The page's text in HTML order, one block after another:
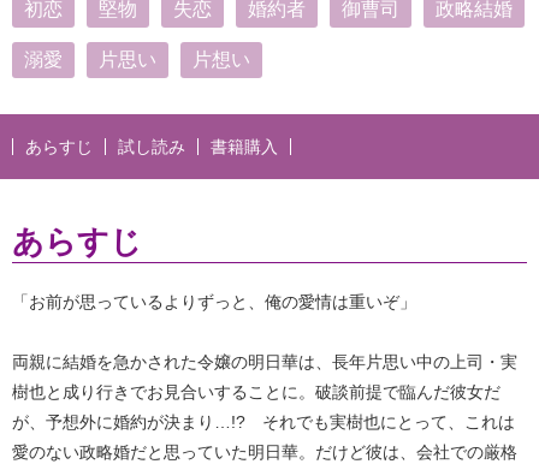
初恋 堅物 失恋 婚約者 御曹司 政略結婚
溺愛 片思い 片想い
あらすじ 試し読み 書籍購入
あらすじ
「お前が思っているよりずっと、俺の愛情は重いぞ」
両親に結婚を急かされた令嬢の明日華は、長年片思い中の上司・実
樹也と成り行きでお見合いすることに。破談前提で臨んだ彼女だ
が、予想外に婚約が決まり…!? それでも実樹也にとって、これは
愛のない政略婚だと思っていた明日華。だけど彼は、会社での厳格